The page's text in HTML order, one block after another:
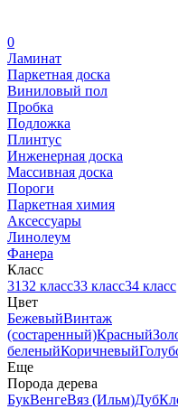
0
Ламинат
Паркетная доска
Виниловый пол
Пробка
Подложка
Плинтус
Инженерная доска
Массивная доска
Пороги
Паркетная химия
Аксессуары
Линолеум
Фанера
Класс
3132 класс33 класс34 класс
Цвет
БежевыйВинтаж
(состаренный)Красный
беленыйКоричневый
Еще
Порода дерева
БукВенгеВяз (Ильм)Дуб